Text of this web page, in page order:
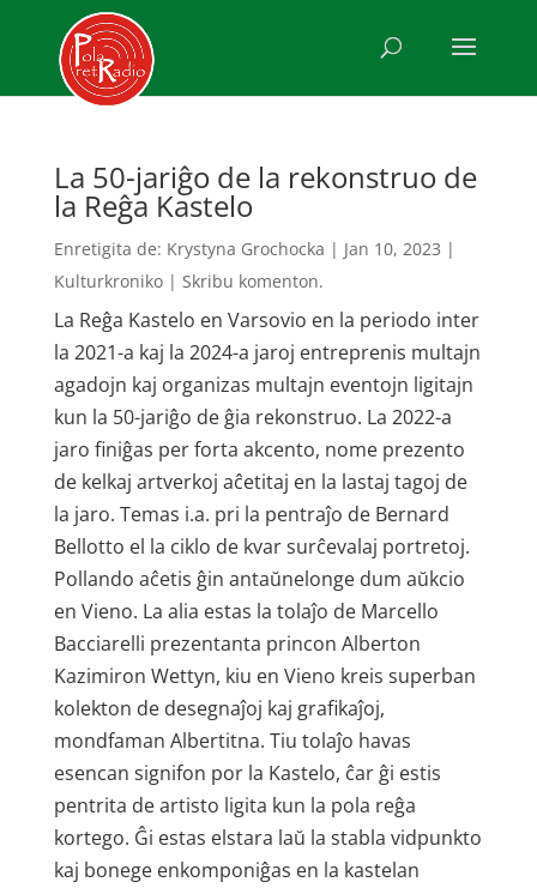
La 50-jariĝo de la rekonstruo de
la Reĝa Kastelo
Enretigita de: Krystyna Grochocka | Jan 10, 2023 |
Kulturkroniko| Skribu komenton.
La Reĝa Kastelo en Varsovio en la periodo inter
la 2021-a kaj la 2024-a jaroj entreprenis multajn
agadojn kaj organizas multajn eventojn ligitajn
kun la 50-jariĝo de ĝia rekonstruo. La 2022-a
jaro finiĝas per forta akcento, nome prezento
de kelkaj artverkoj aĉetitaj en la lastaj tagoj de
la jaro. Temas i.a. pri la pentraĵo de Bernard
Bellotto el la ciklo de kvar surĉevalaj portretoj.
Pollando aĉetis ĝin antaŭnelonge dum aŭkcio
en Vieno. La alia estas la tolaĵo de Marcello
Bacciarelli prezentanta princon Alberton
Kazimiron Wettyn, kiu en Vieno kreis superban
kolekton de desegnaĵoj kaj grafikaĵoj,
mondfaman Albertitna. Tiu tolaĵo havas
esencan signifon por la Kastelo, ĉar ĝi estis
pentrita de artisto ligita kun la pola reĝa
kortego. Ĝi estas elstara laŭ la stabla vidpunkto
kaj bonege enkomponiĝas en la kastelan